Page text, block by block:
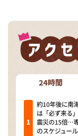
24時間
約10年後に南
は「必ず来る
震災の15倍…
のスケジュー